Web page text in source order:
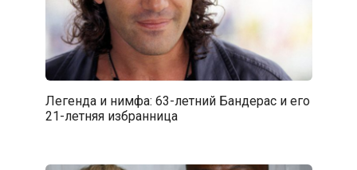
Легенда и нимфа: 63-летний Бандерас и его
21-летняя избранница